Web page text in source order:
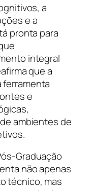
a
e a
pronta para
integral
que a
ferramenta
e
ambientes de
Graduação
não apenas
técnico, mas